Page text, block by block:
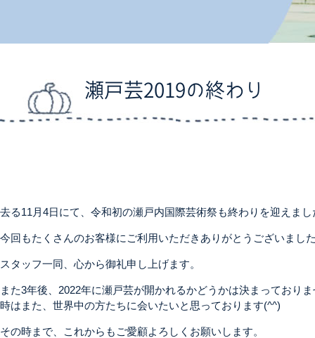
瀬戸芸2019の終わり
去る11月4日にて、令和初の瀬戸内国際芸術祭も終わりを迎えまし
今回もたくさんのお客様にご利用いただきありがとうございまし
スタッフ一同、心から御礼申し上げます。
また3年後、2022年に瀬戸芸が開かれるかどうかは決まっており
時はまた、世界中の方たちに会いたいと思っております(^^)
その時まで、これからもご愛顧よろしくお願いします。